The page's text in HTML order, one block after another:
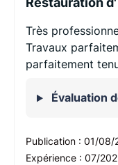
Très
Travaux
parfaitement
Évaluation
Publication : 01/08/
Expérience : 07/